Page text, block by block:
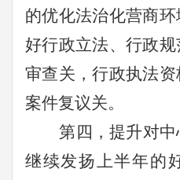
的优化法治化营商
好行政立法、行政
审查关，行政执法
案件复议关。
第四，提升对中
继续发扬上半年的